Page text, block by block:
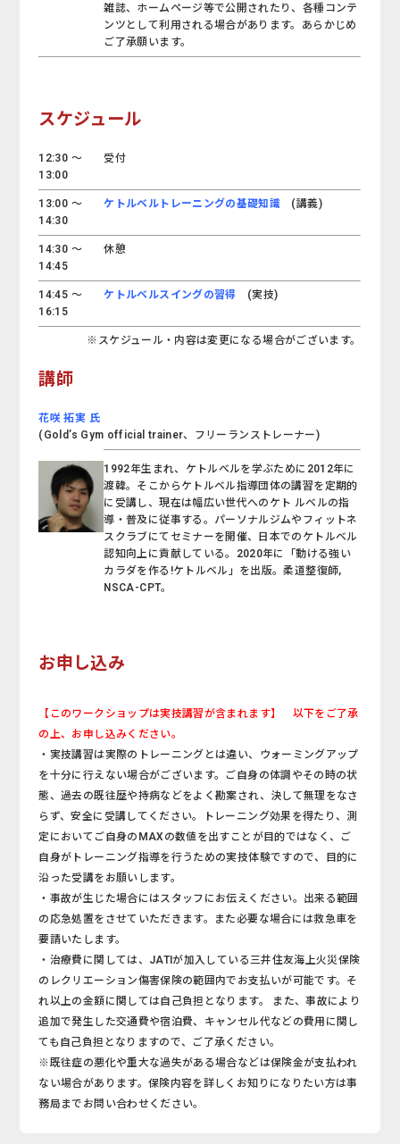
雑誌、ホームページ等で公開されたり、各種コンテ
ンツとして利用される場合があります。あらかじめ
ご了承願います。
スケジュール
12:30 ～
13:00
受付
13:00 ～
14:30
ケトルベルトレーニングの基礎知識 (講義)
14:30 ～
14:45
休憩
14:45 ～
16:15
ケトルベルスイングの習得 (実技)
※スケジュール・内容は変更になる場合がございます。
講師
花咲 拓実 氏
(Gold’s Gym official trainer、フリーランストレーナー)
1992年生まれ、ケトルベルを学ぶために2012年に
渡韓。そこからケトルベル指導団体の講習を定期的
に受講し、現在は幅広い世代へのケト ルベルの指
導・普及に従事する。パーソナルジムやフィットネ
スクラブにてセミナーを開催、日本でのケトルベル
認知向上に貢献している。2020年に「動ける強い
カラダを作る!ケトルベル」を出版。柔道整復師,
NSCA-CPT。
お申し込み
【このワークショップは実技講習が含まれます】 以下をご了承
の上、お申し込みください。
・実技講習は実際のトレーニングとは違い、ウォーミングアップ
を十分に行えない場合がございます。ご自身の体調やその時の状
態、過去の既往歴や持病などをよく勘案され、決して無理をなさ
らず、安全に受講してください。トレーニング効果を得たり、測
定においてご自身のMAXの数値を出すことが目的ではなく、ご
自身がトレーニング指導を行うための実技体験ですので、目的に
沿った受講をお願いします。
・事故が生じた場合にはスタッフにお伝えください。出来る範囲
の応急処置をさせていただきます。また必要な場合には救急車を
要請いたします。
・治療費に関しては、JATIが加入している三井住友海上火災保険
のレクリエーション傷害保険の範囲内でお支払いが可能です。そ
れ以上の金額に関しては自己負担となります。 また、事故により
追加で発生した交通費や宿泊費、キャンセル代などの費用に関し
ても自己負担となりますので、ご了承ください。
※既往症の悪化や重大な過失がある場合などは保険金が支払われ
ない場合があります。保険内容を詳しくお知りになりたい方は事
務局までお問い合わせください。